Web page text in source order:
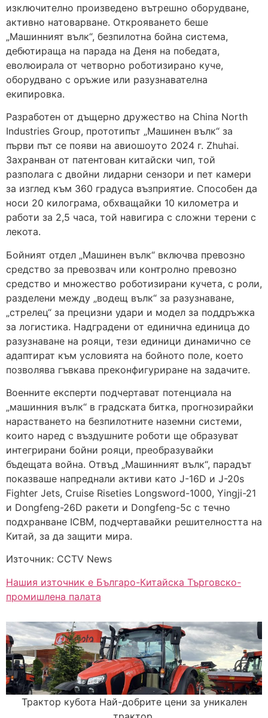
изключително произведено вътрешно оборудване,
активно натоварване. Открояването беше
„Машинният вълк“, безпилотна бойна система,
дебютираща на парада на Деня на победата,
еволюирала от четворно роботизирано куче,
оборудвано с оръжие или разузнавателна
екипировка.
Разработен от дъщерно дружество на China North
Industries Group, прототипът „Машинен вълк“ за
първи път се появи на авиошоуто 2024 г. Zhuhai.
Захранван от патентован китайски чип, той
разполага с двойни лидарни сензори и пет камери
за изглед към 360 градуса възприятие. Способен да
носи 20 килограма, обхващайки 10 километра и
работи за 2,5 часа, той навигира с сложни терени с
лекота.
Бойният отдел „Машинен вълк“ включва превозно
средство за превозвач или контролно превозно
средство и множество роботизирани кучета, с роли,
разделени между „водещ вълк“ за разузнаване,
„стрелец“ за прецизни удари и модел за поддръжка
за логистика. Надградени от единична единица до
разузнаване на рояци, тези единици динамично се
адаптират към условията на бойното поле, което
позволява гъвкава преконфигуриране на задачите.
Военните експерти подчертават потенциала на
„машинния вълк“ в градската битка, прогнозирайки
нарастването на безпилотните наземни системи,
които наред с въздушните роботи ще образуват
интегрирани бойни рояци, преобразувайки
бъдещата война. Отвъд „Машинният вълк“, парадът
показваше напреднали активи като J-16D и J-20s
Fighter Jets, Cruise Riseties Longsword-1000, Yingji-21
и Dongfeng-26D ракети и Dongfeng-5c с течно
подхранване ICBM, подчертавайки решителността на
Китай, за да защити мира.
Източник: CCTV News
Нашия източник е Българо-Китайска Търговско-
промишлена палaта
Трактор кубота Най-добрите цени за уникален